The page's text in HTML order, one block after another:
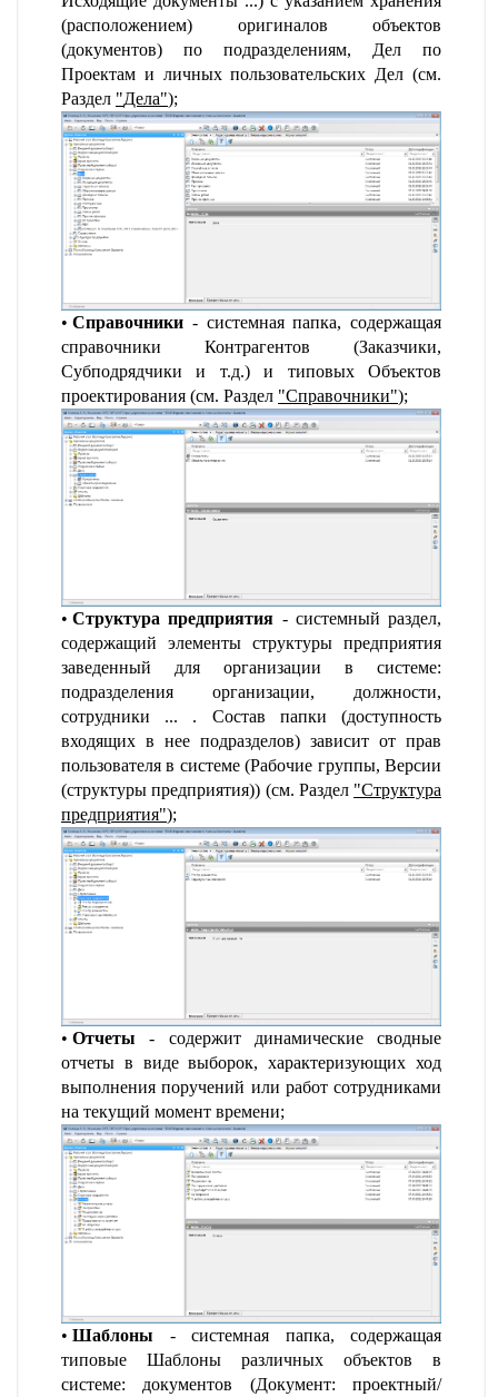
(расположением) оригиналов объектов
(документов) по подразделениям, Дел по
Проектам и личных пользовательских Дел (см.
Раздел "Дела");
Справочники - системная папка, содержащая
справочники Контрагентов (Заказчики,
Субподрядчики и т.д.) и типовых Объектов
проектирования (см. Раздел "Справочники");
Структура предприятия - системный раздел,
содержащий элементы структуры предприятия
заведенный для организации в системе:
подразделения организации, должности,
сотрудники ... . Состав папки (доступность
входящих в нее подразделов) зависит от прав
пользователя в системе (Рабочие группы, Версии
(структуры предприятия)) (см. Раздел "Структура
предприятия");
Отчеты - содержит динамические сводные
отчеты в виде выборок, характеризующих ход
выполнения поручений или работ сотрудниками
на текущий момент времени;
Шаблоны - системная папка, содержащая
типовые Шаблоны различных объектов в
системе: документов (Документ: проектный/